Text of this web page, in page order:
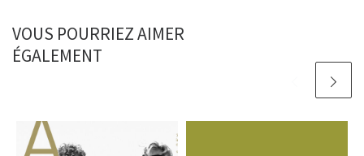
VOUS POURRIEZ AIMER
ÉGALEMENT